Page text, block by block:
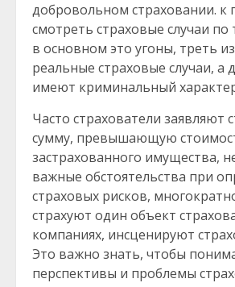
добровольном страховании. к
смотреть страховые случаи по
в основном это угоны, треть
реальные страховые случаи, а
имеют криминальный
Часто страхователи заявляют
сумму, превышающую
застрахованного имущества,
важные обстоятельства при
страховых рисков,
страхуют один объект
компаниях, инсценируют
Это важно знать, чтобы
перспективы и проблемы